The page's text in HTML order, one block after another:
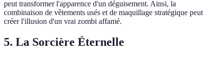
peut transformer l'apparence d'un déguisement. Ainsi, la
combinaison de vêtements usés et de maquillage stratégique peut
créer l'illusion d'un vrai zombi affamé.
5. La Sorcière Éternelle